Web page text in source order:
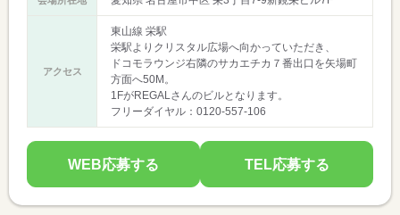
アクセス
東山線 栄駅
栄駅よりクリスタル広場へ向かっていただき、
ドコモラウンジ右隣のサカエチカ７番出口を矢場町
方面へ50M。
1FがREGALさんのビルとなります。
フリーダイヤル：0120-557-106
WEB応募する TEL応募する